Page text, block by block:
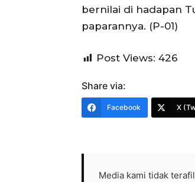
bernilai di hadapan
paparannya. (P-01)
Post Views: 426
Share via:
Facebook X
Media kami tidak